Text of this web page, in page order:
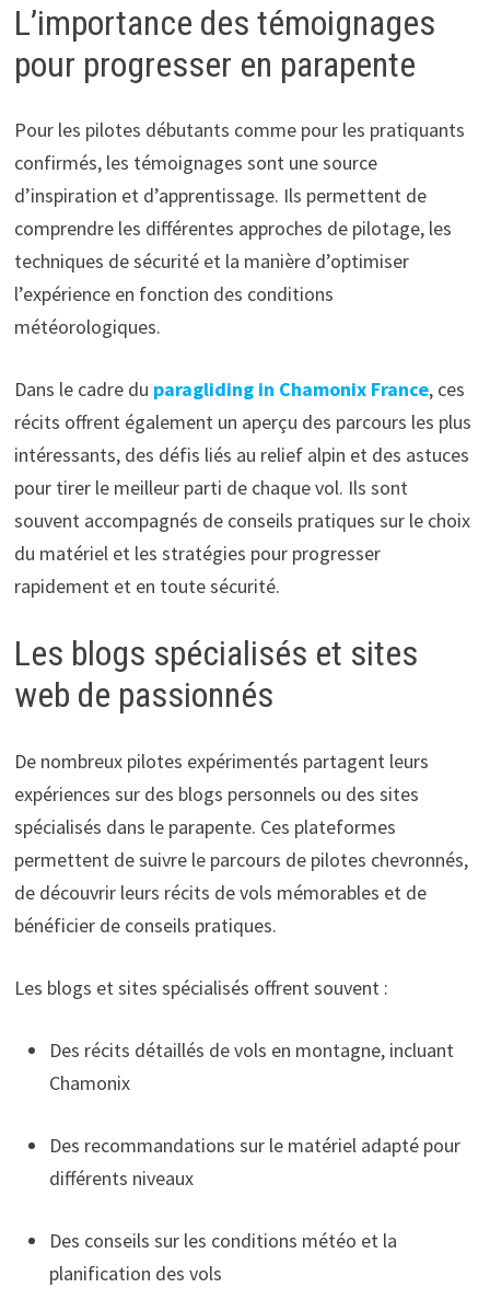
L’importance des témoignages
pour progresser en parapente
Pour les pilotes débutants comme pour les pratiquants
confirmés, les témoignages sont une source
d’inspiration et d’apprentissage. Ils permettent de
comprendre les différentes approches de pilotage, les
techniques de sécurité et la manière d’optimiser
l’expérience en fonction des conditions
météorologiques.
Dans le cadre du paragliding in Chamonix France, ces
récits offrent également un aperçu des parcours les plus
intéressants, des défis liés au relief alpin et des astuces
pour tirer le meilleur parti de chaque vol. Ils sont
souvent accompagnés de conseils pratiques sur le choix
du matériel et les stratégies pour progresser
rapidement et en toute sécurité.
Les blogs spécialisés et sites
web de passionnés
De nombreux pilotes expérimentés partagent leurs
expériences sur des blogs personnels ou des sites
spécialisés dans le parapente. Ces plateformes
permettent de suivre le parcours de pilotes chevronnés,
de découvrir leurs récits de vols mémorables et de
bénéficier de conseils pratiques.
Les blogs et sites spécialisés offrent souvent :
Des récits détaillés de vols en montagne, incluant
Chamonix
Des recommandations sur le matériel adapté pour
différents niveaux
Des conseils sur les conditions météo et la
planification des vols